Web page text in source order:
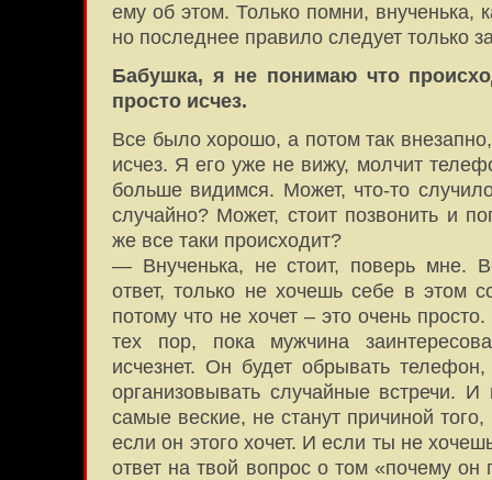
ему об этом. Только помни, внученька,
но последнее правило следует только
Бабушка, я не понимаю что
просто исчез.
Все было хорошо, а потом так
исчез. Я его уже не вижу, молчит
больше видимся. Может, что-то
случайно? Может, стоит позвонить и
же все таки происходит?
— Внученька, не стоит, поверь мне.
ответ, только не хочешь себе в этом
потому что не хочет – это очень
тех пор, пока мужчина
исчезнет. Он будет обрывать
организовывать случайные встречи.
самые веские, не станут причиной
если он этого хочет. И если ты не
ответ на твой вопрос о том «почему он